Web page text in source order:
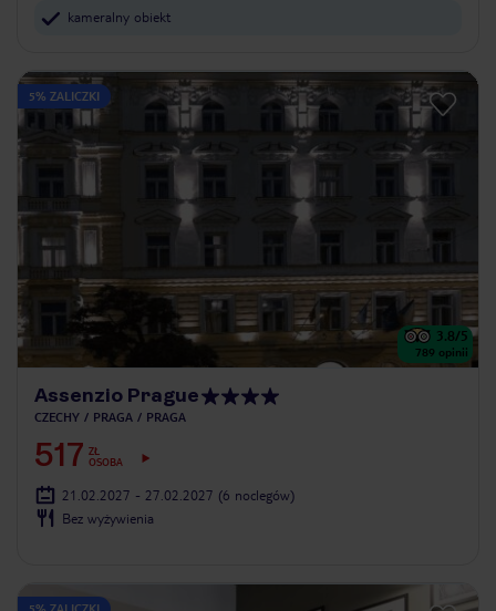
kameralny obiekt
5% ZALICZKI
3.8/5
789 opinii
Assenzio Prague
CZECHY PRAGA PRAGA
517 ZŁ
OSOBA
21.02.2027 - 27.02.2027 (6 noclegów)
Bez wyżywienia
5% ZALICZKI